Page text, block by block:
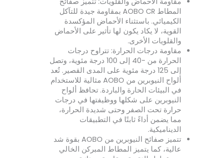
المطاط AOBO CR بمقاومة جيدة للتآكل
الكيميائي. باستثناء الأحماض المؤكسدة
القوية، لا يكاد يكون لها تأثير على الأحماض
والقلويات الأخرى.
مقاومة درجات الحرارة: تتراوح درجات
الحرارة من -40 إلى 100 درجة مئوية، وتصل
إلى 125 درجة مئوية على المدى القصير. تُعد
ألواح النيوبرين من AOBO مثالية للاستخدام
في البيئات الحارة والباردة. تحافظ ألواح
النيوبرين على شكلها ووظيفتها في درجات
حرارة تحت الصفر وحتى شديدة الحرارة،
مما يضمن أداءً ثابتًا في التطبيقات
الديناميكية.
تتميز صفائح النيوبرين من AOBO بقوة شد
عالية، كما يتميز المطاط المبركن الخالي